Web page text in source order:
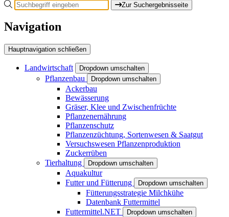
Zur Suchergebnisseite
Navigation
Hauptnavigation schließen
Landwirtschaft Dropdown umschalten
Pflanzenbau Dropdown umschalten
Ackerbau
Bewässerung
Gräser, Klee und Zwischenfrüchte
Pflanzenernährung
Pflanzenschutz
Pflanzenzüchtung, Sortenwesen & Saatgut
Versuchswesen Pflanzenproduktion
Zuckerrüben
Tierhaltung
Dropdown umschalten
Aquakultur
Futter und Fütterung
Dropdown umschalten
Fütterungsstrategie Milchkühe
Datenbank Futtermittel
Futtermittel.NET
Dropdown umschalten